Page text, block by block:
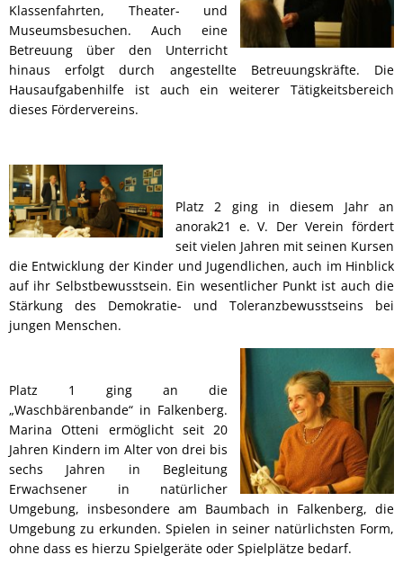
Klassenfahrten, Theater- und
Museumsbesuchen. Auch eine
Betreuung über den Unterricht
hinaus erfolgt durch angestellte Betreuungskräfte. Die
Hausaufgabenhilfe ist auch ein weiterer Tätigkeitsbereich
dieses Fördervereins.
Platz 2 ging in diesem Jahr an
anorak21 e. V. Der Verein fördert
seit vielen Jahren mit seinen Kursen
die Entwicklung der Kinder und Jugendlichen, auch im Hinblick
auf ihr Selbstbewusstsein. Ein wesentlicher Punkt ist auch die
Stärkung des Demokratie- und Toleranzbewusstseins bei
jungen Menschen.
Platz 1 ging an die
„Waschbärenbande“ in Falkenberg.
Marina Otteni ermöglicht seit 20
Jahren Kindern im Alter von drei bis
sechs Jahren in Begleitung
Erwachsener in natürlicher
Umgebung, insbesondere am Baumbach in Falkenberg, die
Umgebung zu erkunden. Spielen in seiner natürlichsten Form,
ohne dass es hierzu Spielgeräte oder Spielplätze bedarf.